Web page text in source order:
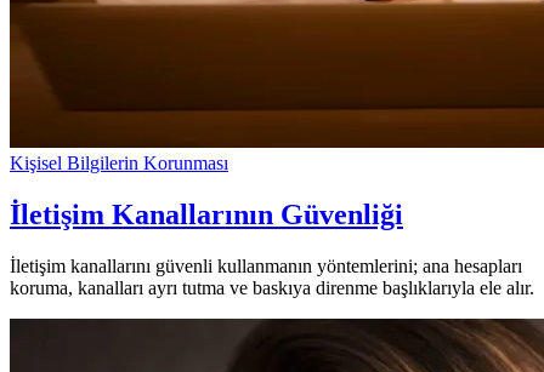
Kişisel Bilgilerin Korunması
İletişim Kanallarının Güvenliği
İletişim kanallarını güvenli kullanmanın yöntemlerini; ana hesapları
koruma, kanalları ayrı tutma ve baskıya direnme başlıklarıyla ele alır.